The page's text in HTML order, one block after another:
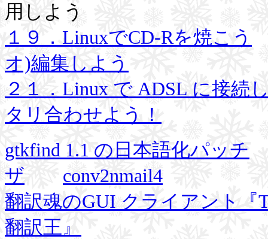
用しよう
１９．LinuxでCD-Rを焼こう
オ)編集しよう
２１．Linux で ADSL に接続
タリ合わせよう！
gtkfind 1.1 の日本語化パッチ
ザ
conv2nmail4
翻訳魂のGUI クライアント『
翻訳王』